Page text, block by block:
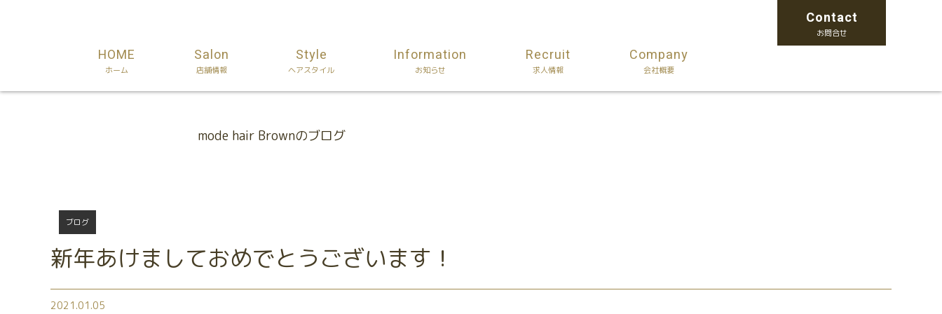
Contact
お問合せ
HOME
ホーム
Salon
店舗情報
Style
ヘアスタイル
Information
お知らせ
Recruit
求人情報
Company
会社概要
mode hair Brownのブログ
ブログ
新年あけましておめでとうございます！
2021.01.05